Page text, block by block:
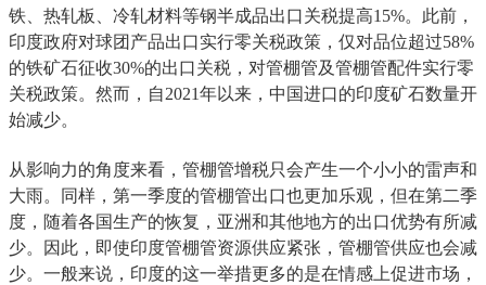
铁、热轧板、冷轧材料等钢半成品出口关税提高15%。此前，
印度政府对球团产品出口实行零关税政策，仅对品位超过58%
的铁矿石征收30%的出口关税，对管棚管及管棚管配件实行零
关税政策。然而，自2021年以来，中国进口的印度矿石数量开
始减少。
从影响力的角度来看，管棚管增税只会产生一个小小的雷声和
大雨。同样，第一季度的管棚管出口也更加乐观，但在第二季
度，随着各国生产的恢复，亚洲和其他地方的出口优势有所减
少。因此，即使印度管棚管资源供应紧张，管棚管供应也会减
少。一般来说，印度的这一举措更多的是在情感上促进市场，